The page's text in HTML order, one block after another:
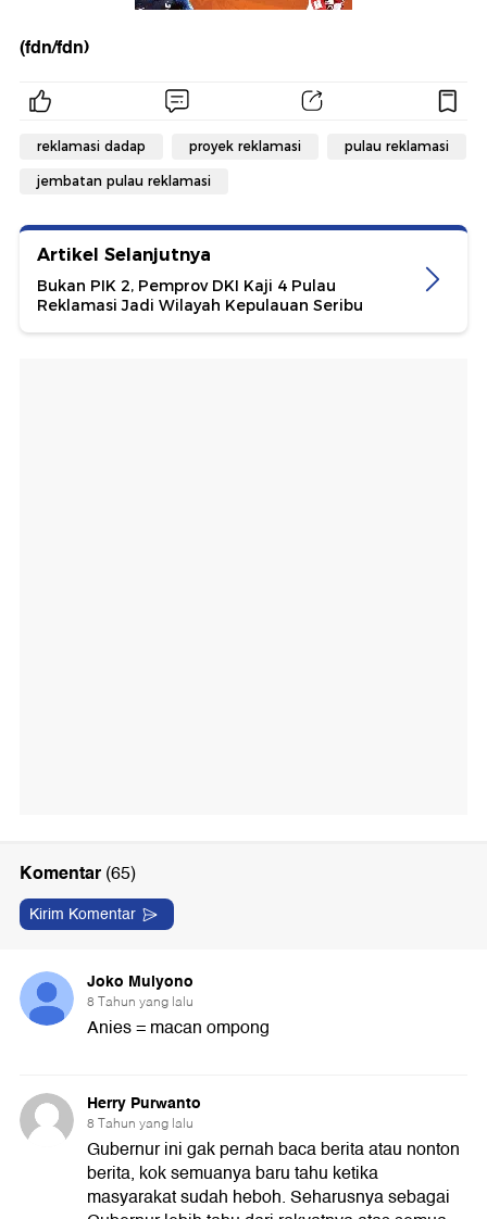
(fdn/fdn)
reklamasi dadap proyek reklamasi pulau reklamasi
jembatan pulau reklamasi
Artikel Selanjutnya
Bukan PIK 2, Pemprov DKI Kaji 4 Pulau
Reklamasi Jadi Wilayah Kepulauan Seribu